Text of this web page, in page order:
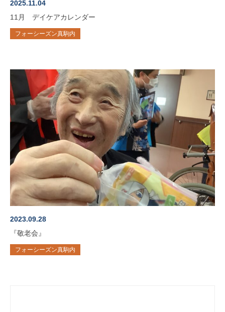
2025.11.04
11月 デイケアカレンダー
フォーシーズン真駒内
2023.09.28
『敬老会』
フォーシーズン真駒内